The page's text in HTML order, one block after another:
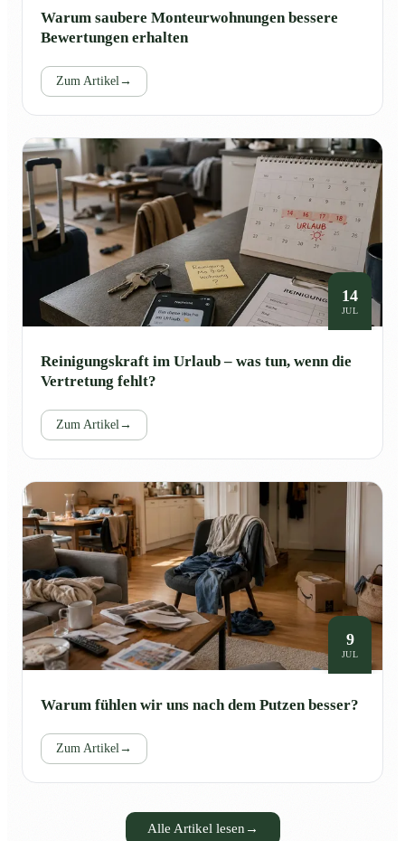
Warum saubere Monteurwohnungen bessere
Bewertungen erhalten
Zum Artikel→
14
JUL
Reinigungskraft im Urlaub – was tun, wenn die
Vertretung fehlt?
Zum Artikel→
9
JUL
Warum fühlen wir uns nach dem Putzen besser?
Zum Artikel→
Alle Artikel lesen →